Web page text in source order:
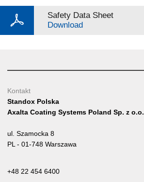
Safety Data Sheet
Download
Kontakt
Standox Polska
Axalta Coating Systems Poland Sp. z o.o.
ul. Szamocka 8
PL - 01-748 Warszawa
+48 22 454 6400